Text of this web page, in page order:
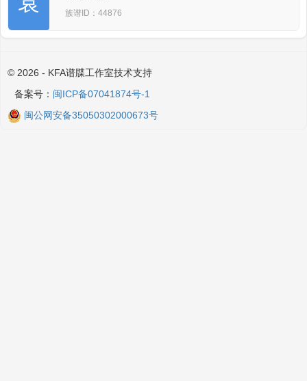
族谱ID：44876
© 2026 - KFA谱牒工作室技术支持
备案号： 闽ICP备07041874号-1
闽公网安备35050302000673号